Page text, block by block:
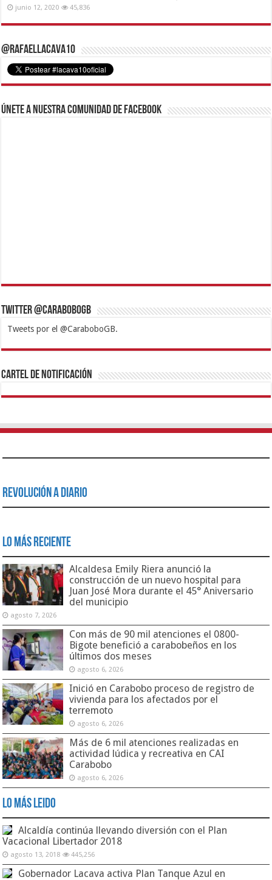
junio 12, 2020 45,836
@RafaelLacava10
Únete a nuestra comunidad de Facebook
Twitter @CaraboboGB
Tweets por el @CaraboboGB.
1xbetBetturkeyBetistKralbetSupertotobetTipobetMatadorbetMariobet
https://mvbcasino.com/
Cartel de Notificación
Revolución a Diario
Lo Más Reciente
Alcaldesa Emily Riera anunció la
construcción de un nuevo hospital para
Juan José Mora durante el 45° Aniversario
del municipio
agosto 7, 2026
Con más de 90 mil atenciones el 0800-
Bigote benefició a carabobeños en los
últimos dos meses
agosto 6, 2026
Inició en Carabobo proceso de registro de
vivienda para los afectados por el
terremoto
agosto 6, 2026
Más de 6 mil atenciones realizadas en
actividad lúdica y recreativa en CAI
Carabobo
agosto 6, 2026
Lo Más Leido
Alcaldía continúa llevando diversión con el Plan
Vacacional Libertador 2018
agosto 13, 2018 445,256
Gobernador Lacava activa Plan Tanque Azul en